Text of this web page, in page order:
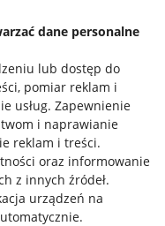
dane personalne
lub dostęp do
pomiar reklam i
usług. Zapewnienie
i naprawianie
reklam i treści.
oraz informowanie
z innych źródeł.
urządzeń na
.